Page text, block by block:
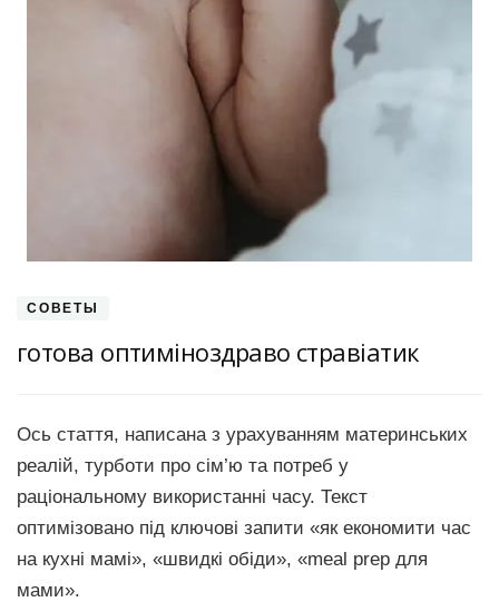
СОВЕТЫ
готова оптиміноздраво стравіатик
Ось стаття, написана з урахуванням материнських
реалій, турботи про сім’ю та потреб у
раціональному використанні часу. Текст
оптимізовано під ключові запити «як економити час
на кухні мамі», «швидкі обіди», «meal prep для
мами».